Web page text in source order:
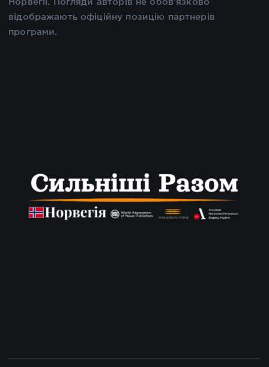
Норвегії. Погляди авторів не обов’язково
відображають офіційну позицію партнерів
програми.